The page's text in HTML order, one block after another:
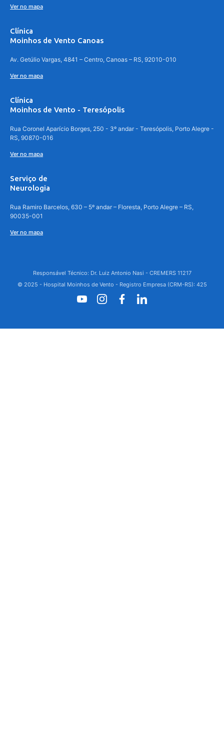
Ver no mapa
Clínica
Moinhos de Vento Canoas
Av. Getúlio Vargas, 4841 – Centro, Canoas – RS, 92010-010
Ver no mapa
Clínica
Moinhos de Vento - Teresópolis
Rua Coronel Aparício Borges, 250 - 3º andar - Teresópolis, Porto Alegre -
RS, 90870-016
Ver no mapa
Serviço de
Neurologia
Rua Ramiro Barcelos, 630 – 5º andar – Floresta, Porto Alegre – RS,
90035-001
Ver no mapa
Responsável Técnico: Dr. Luiz Antonio Nasi - CREMERS 11217
© 2025 - Hospital Moinhos de Vento - Registro Empresa (CRM-RS): 425